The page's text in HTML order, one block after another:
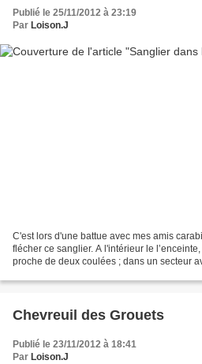
Publié le 25/11/2012 à 23:19
Par Loison.J
C'est lors d'une battue avec mes amis
flécher ce sanglier. A l'intérieur le
proche de deux coulées ; dans un secteur
Chevreuil des Grouets
Publié le 23/11/2012 à 18:41
Par Loison.J